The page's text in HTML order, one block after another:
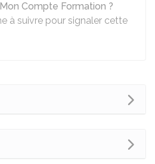
Compte Formation ?
à suivre pour signaler cette